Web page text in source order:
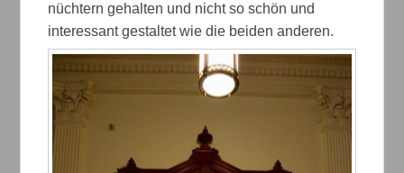
nüchtern gehalten und nicht so schön und
interessant gestaltet wie die beiden anderen.